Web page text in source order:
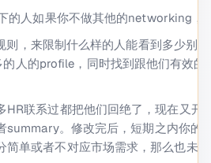
的人如果你不做其他的networking，
则，来限制什么样的人能看到多少别
人的profile，同时找到跟他们有效
HR联系过都把他们回绝了，现在又
summary。修改完后，短期之内你的
简单或者不对应市场需求，那么也未